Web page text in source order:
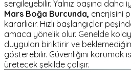
sergileyebilir. Yalnız başına daha
Mars Boğa Burcunda, enerjisini
kararlıdır. Hızlı başlangıçlar
amaca yönelik olur. Genelde
duyguları biriktirir ve
gösterebilir. Güvenliğini korumak
üretecek şekilde çalışır.